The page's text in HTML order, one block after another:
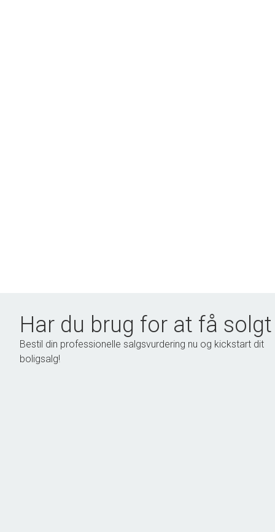
Har du brug for at få
Bestil din professionelle salgsvurdering nu og kickstart dit
boligsalg!